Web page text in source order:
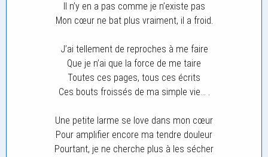
Il n’y en a pas comme je n’existe pas
Mon cœur ne bat plus vraiment, il a froid.
J’ai tellement de reproches à me faire
Que je n’ai que la force de me taire
Toutes ces pages, tous ces écrits
Ces bouts froissés de ma simple vie… .
Une petite larme se love dans mon cœur
Pour amplifier encore ma tendre douleur
Pourtant, je ne cherche plus à les sécher